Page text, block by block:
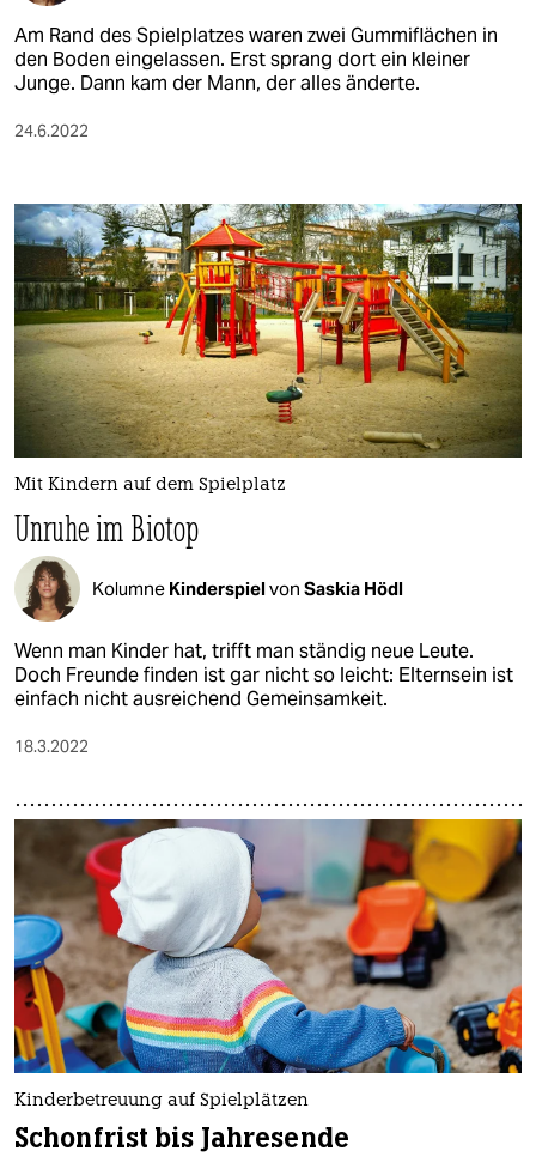
Am Rand des Spielplatzes waren zwei Gummiflächen in
den Boden eingelassen. Erst sprang dort ein kleiner
Junge. Dann kam der Mann, der alles änderte.
24.6.2022
Mit Kindern auf dem Spielplatz
Unruhe im Biotop
Kolumne Kinderspielvon Saskia Hödl
Wenn man Kinder hat, trifft man ständig neue Leute.
Doch Freunde finden ist gar nicht so leicht: Elternsein ist
einfach nicht ausreichend Gemeinsamkeit.
18.3.2022
Kinderbetreuung auf Spielplätzen
Schonfrist bis Jahresende